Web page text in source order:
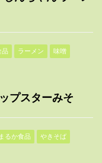
品 ラーメン
味噌
プスターみそ
まるか食品
やきそば